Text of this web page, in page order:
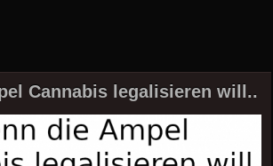
Cannabis legalisieren will..